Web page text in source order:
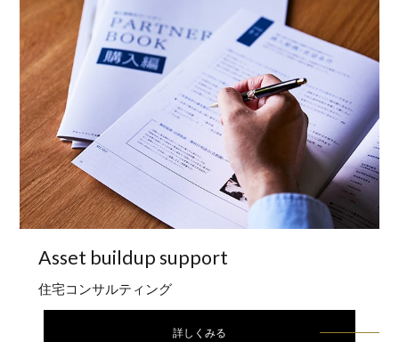
Asset buildupsupport
住宅コンサルティング
詳しくみる